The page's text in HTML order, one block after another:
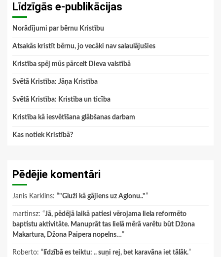
Līdzīgās e-publikācijas
Norādījumi par bērnu Kristību
Atsakās kristīt bērnu, jo vecāki nav salaulājušies
Kristība spēj mūs pārcelt Dieva valstībā
Svētā Kristība: Jāņa Kristība
Svētā Kristība: Kristība un ticība
Kristība kā iesvētīšana glābšanas darbam
Kas notiek Kristībā?
Pēdējie komentāri
Janis Karklins: “"Gluži kā gājiens uz Aglonu.."”
martinsz: “Jā, pēdējā laikā patiesi vērojama liela reformēto
baptistu aktivitāte. Manuprāt tas lielā mērā varētu būt Džona
Makartura, Džona Paipera nopelns…”
Roberto: “ līdzībā es teiktu: .. suņi rej, bet karavāna iet tālāk.”